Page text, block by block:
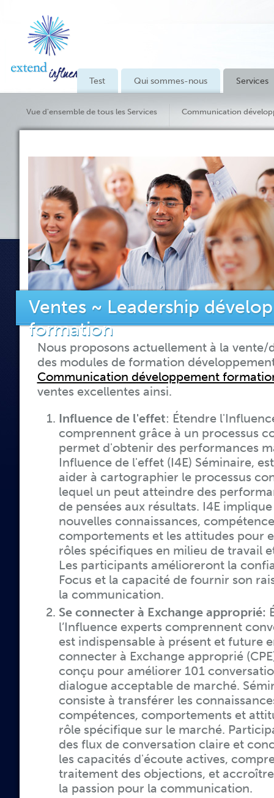
Test Qui sommes-nous Services
Vue d'ensemble de tous les Services Communication
Ventes ~ Leadership
formation
Nous proposons actuellement à la
des modules de formation
Communication développement
ventes excellentes ainsi.
Influence de l'effet: Étendre
comprennent grâce à un processus
permet d'obtenir des performances
Influence de l'effet (I4E) Séminaire,
aider à cartographier le processus
lequel un peut atteindre des
de pensées aux résultats. I4E
nouvelles connaissances,
comportements et les attitudes pour
rôles spécifiques en milieu de travail
Les participants amélioreront la
Focus et la capacité de fournir son
la communication.
Se connecter à Exchange approprié:
l’Influence experts comprennent
est indispensable à présent et future
connecter à Exchange approprié
conçu pour améliorer 101
dialogue acceptable de marché.
consiste à transférer les
compétences, comportements et
rôle spécifique sur le marché.
des flux de conversation claire et
les capacités d'écoute actives,
traitement des objections, et
la passion pour la communication.